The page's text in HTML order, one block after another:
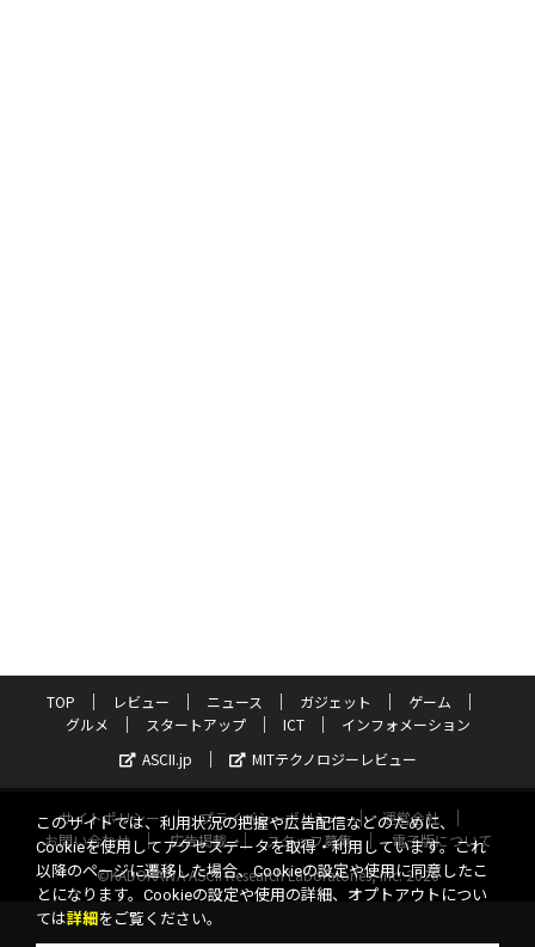
TOP レビュー ニュース ガジェット
ゲーム
グルメ
スタートアップ ICT
インフォメーション
ASCII.jp
MITテクノロジーレビュー
サイトポリシー プライバシーポリシー
運営会社
お問い合わせ
広告掲載 スタッフ募集
電子版について
©KADOKAWA ASCII Research Laboratories, Inc. 2026
このサイトでは、利用状況の把握や広告配信などのために、
Cookieを使用してアクセスデータを取得・利用しています。これ
以降のページに遷移した場合、Cookieの設定や使用に同意したこ
とになります。Cookieの設定や使用の詳細、オプトアウトについ
ては詳細 をご覧ください。